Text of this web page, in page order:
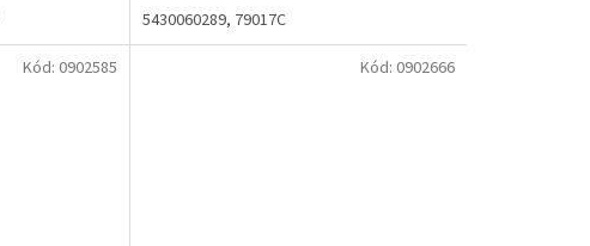
5430060289, 79017C
Kód: 0902585 Kód: 0902666